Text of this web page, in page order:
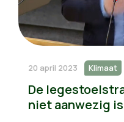
20 april 2023 Klimaat
De
niet aanwezig